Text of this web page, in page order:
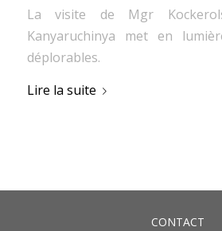
La visite de Mgr
Kanyaruchinya met en
déplorables.
Lire la suite
CONTACT